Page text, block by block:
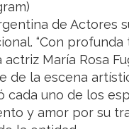
de Actores
“Con profunda
María Rosa
de la escena
cada uno de los
y amor por su